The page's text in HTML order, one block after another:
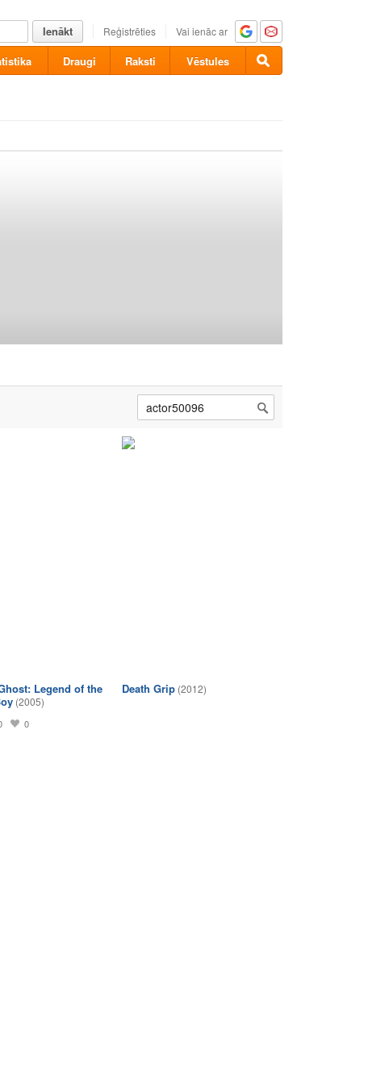
Ienākt Reģistrēties Vai ienāc ar
Draugi Raksti Vēstules
Legend of the
(2005)
0
Death Grip (2012)